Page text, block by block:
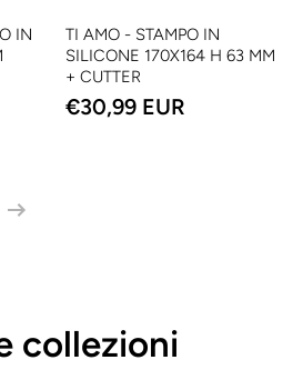
IN
TI AMO - STAMPO IN
SILICONE 170X164 H 63 MM
+ CUTTER
€30,99 EUR
collezioni